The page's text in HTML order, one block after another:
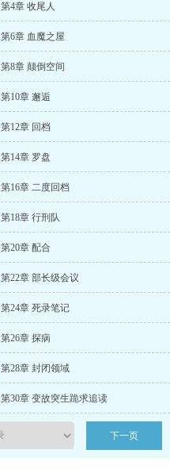
第4章 收尾人
第6章 血魔之屋
第8章 颠倒空间
第10章 邂逅
第12章 回档
第14章 罗盘
第16章 二度回档
第18章 行刑队
第20章 配合
第22章 部长级会议
第24章 死录笔记
第26章 探病
第28章 封闭领域
第30章 变故突生跪求追读
下一页